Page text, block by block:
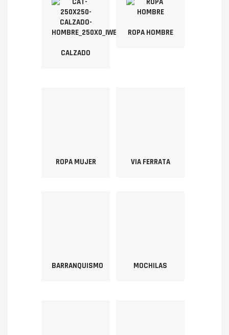
CALZADO
ROPA HOMBRE
ROPA MUJER VIA FERRATA
BARRANQUISMO MOCHILAS